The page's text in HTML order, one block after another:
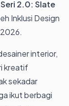
2.0: Slate
Inklusi Design
interior,
kreatif
sekadar
ikut berbagi